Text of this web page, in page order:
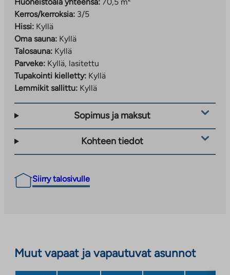
Kerros/kerroksia: 3/5
Hissi: Kyllä
Oma sauna: Kyllä
Talosauna: Kyllä
Parveke: Kyllä, lasitettu
Tupakointi kielletty: Kyllä
Lemmikit sallittu: Kyllä
Sopimus ja maksut
Kohteen tiedot
Siirry talosivulle
Muut vapaat ja vapautuvat asunnot